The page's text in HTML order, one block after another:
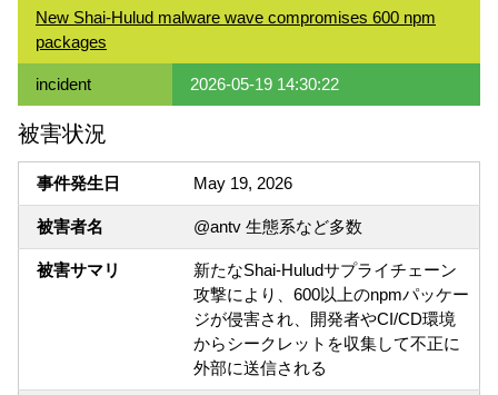
New Shai-Hulud malware wave compromises 600 npm
packages
incident 2026-05-19 14:30:22
被害状況
事件発生日 May 19, 2026
被害者名 @antv 生態系など多数
被害サマリ
新たなShai-Huludサプライチェーン
攻撃により、600以上のnpmパッケー
ジが侵害され、開発者やCI/CD環境
からシークレットを収集して不正に
外部に送信される